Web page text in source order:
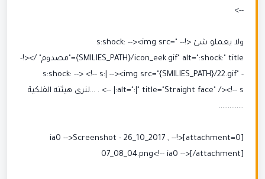
-->
ولا يعملو شئ <!-- s:shock: --><img src="
{SMILIES_PATH}/icon_eek.gif" alt=":shock:" title="مصدوم" /><!-
- s:shock: --> <!-- s:| --><img src="{SMILIES_PATH}/22.gif"
alt=":|" title="Straight face" /><!-- s:| --> . ...لنرى هيئته الفلكية
..............
[attachment=0]<!-- ia0 -->Screenshot - 26_10_2017 ,
07_08_04.png<!-- ia0 -->[/attachment]